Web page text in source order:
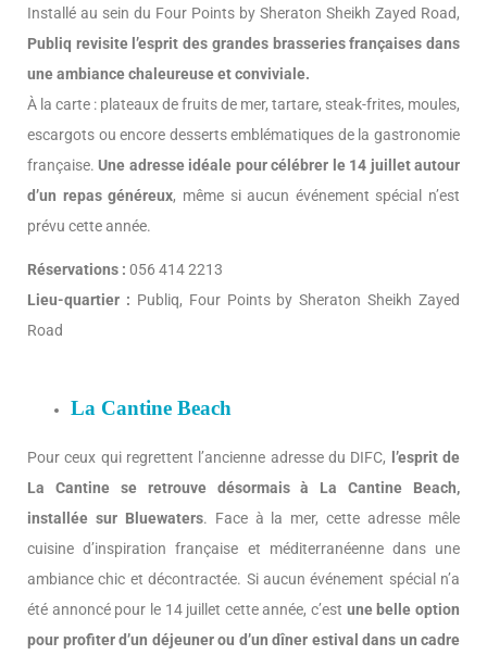
Installé au sein du Four Points by Sheraton Sheikh Zayed Road,
Publiq revisite l’esprit des grandes brasseries françaises dans
une ambiance chaleureuse et conviviale.
À la carte : plateaux de fruits de mer, tartare, steak-frites, moules,
escargots ou encore desserts emblématiques de la gastronomie
française.Une adresse idéale pour célébrer le 14 juillet autour
d’un repas généreux, même si aucun événement spécial n’est
prévu cette année.
Réservations : 056 414 2213
Lieu-quartier : Publiq, Four Points by Sheraton Sheikh Zayed
Road
La Cantine Beach
Pour ceux qui regrettent l’ancienne adresse du DIFC,
l’esprit de
La Cantine se retrouve désormais à La Cantine Beach,
installée sur Bluewaters. Face à la mer, cette adresse mêle
cuisine d’inspiration française et méditerranéenne dans une
ambiance chic et décontractée. Si aucun événement spécial n’a
été annoncé pour le 14 juillet cette année, c’est une belle option
pour profiter d’un déjeuner ou d’un dîner estival dans un cadre